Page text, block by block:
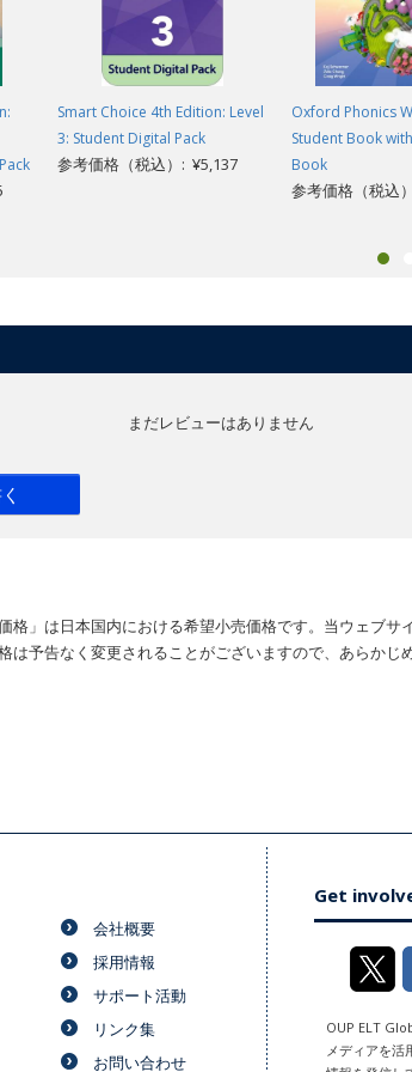
Smart Choice 4th Edition: Level
3: Student Digital Pack
参考価格（税込）: ¥5,137
Oxford Phonics
Student Book
Book
参考価格（税込
まだレビューはありません
格」は日本国内における希望小売価格です。当ウェブ
は予告なく変更されることがございますので、あらかじ
会社概要
採用情報
サポート活動
リンク集
お問い合わせ
Get
OUP ELT
メディアを活